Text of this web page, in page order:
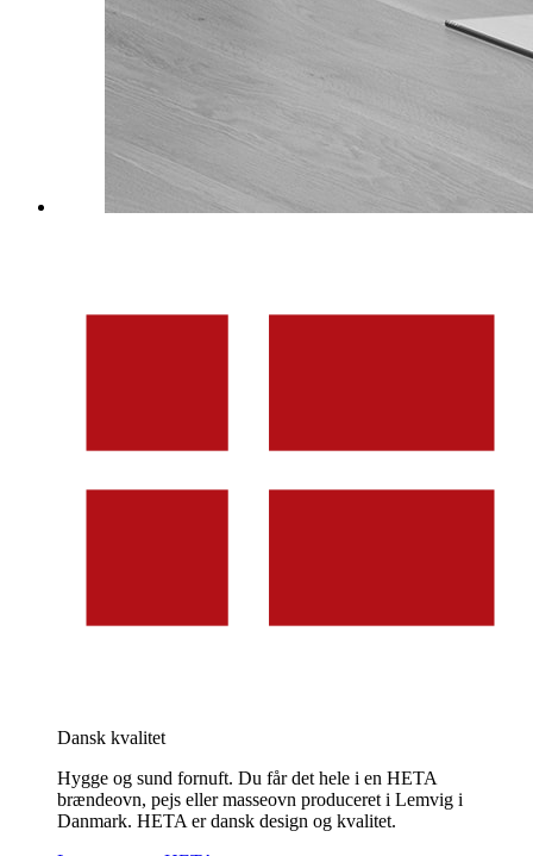
Dansk kvalitet
Hygge og sund fornuft. Du får det hele i en HETA
brændeovn, pejs eller masseovn produceret i Lemvig i
Danmark. HETA er dansk design og kvalitet.